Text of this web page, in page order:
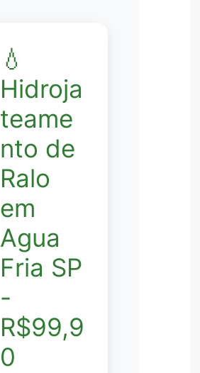
💧
Hidroja
teame
nto de
Ralo
em
Agua
Fria SP
-
R$99,9
0